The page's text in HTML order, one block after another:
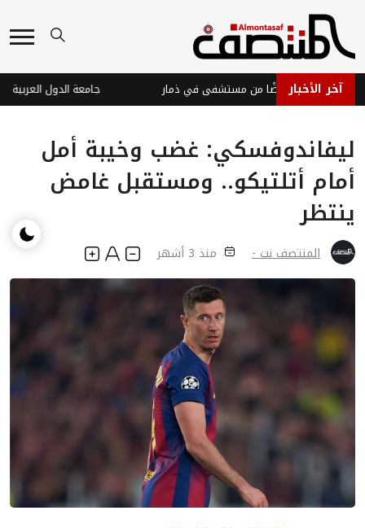
آخر الأخبار
تختطف مريضًا من مستشفى في ذمار
ليفاندوفسكي: غضب وخيبة أمل
أمام أتلتيكو.. ومستقبل غامض
ينتظر
المنتصف نت - منذ 3 أشهر